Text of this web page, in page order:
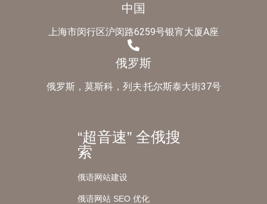
中国
上海市闵行区沪闵路6259号银宵大厦A座
俄罗斯
俄罗斯，莫斯科，列夫·托尔斯泰大街37号
“超音速” 全俄搜
索
俄语网站建设
俄语网站 SEO 优化